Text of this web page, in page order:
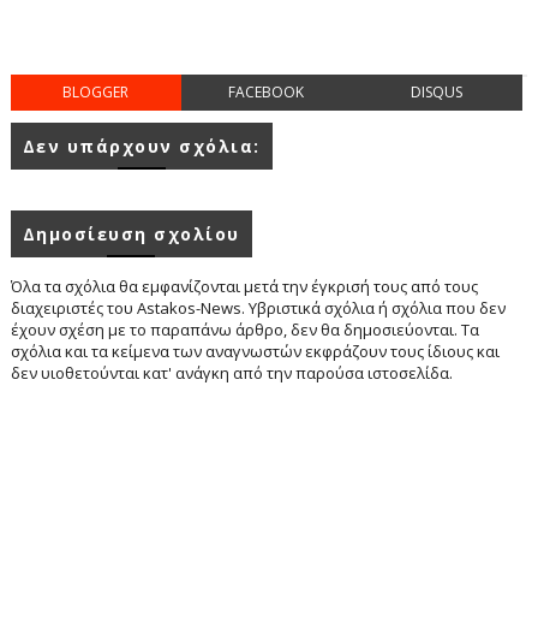
BLOGGER FACEBOOK DISQUS
Δεν υπάρχουν σχόλια:
Δημοσίευση σχολίου
Όλα τα σχόλια θα εμφανίζονται μετά την έγκρισή τους από τους
διαχειριστές του Astakos-News. Υβριστικά σχόλια ή σχόλια που δεν
έχουν σχέση με το παραπάνω άρθρο, δεν θα δημοσιεύονται. Τα
σχόλια και τα κείμενα των αναγνωστών εκφράζουν τους ίδιους και
δεν υιοθετούνται κατ' ανάγκη από την παρούσα ιστοσελίδα.